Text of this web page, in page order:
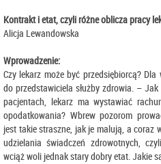
Kontrakt i etat, czyli różne oblicza pracy
Alicja Lewandowska
Wprowadzenie:
Czy lekarz może być przedsiębiorcą?
do przedstawiciela służby zdrowia. –
pacjentach, lekarz ma wystawiać
opodatkowania? Wbrew pozorom
jest takie straszne, jak je malują, a coraz
udzielania świadczeń zdrowotnych,
wciąż woli jednak stary dobry etat. Jakie